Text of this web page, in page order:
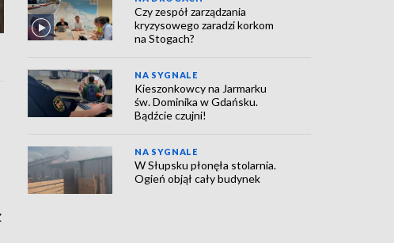
Czy zespół zarządzania
kryzysowego zaradzi korkom
na Stogach?
NA SYGNALE
Kieszonkowcy na Jarmarku
św. Dominika w Gdańsku.
Bądźcie czujni!
NA SYGNALE
W Słupsku płonęła stolarnia.
Ogień objął cały budynek